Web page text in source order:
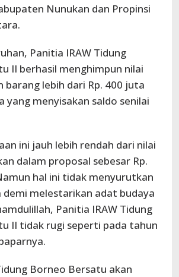
Nunukan dan Propinsi
Panitia IRAW Tidung
II berhasil menghimpun nilai
lebih dari Rp. 400 juta
yang menyisakan saldo senilai
ini jauh lebih rendah dari nilai
dalam proposal sebesar Rp.
hal ini tidak menyurutkan
melestarikan adat budaya
Panitia IRAW Tidung
II tidak rugi seperti pada tahun
Borneo Bersatu akan